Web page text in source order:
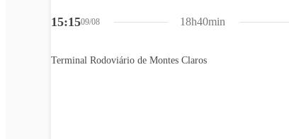
15:1509/08
Terminal Rodoviário de Montes Claros
18h40min